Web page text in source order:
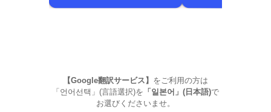
【Google翻訳サービス】 をご利用の方は
「언어선택」(言語選択)を 「일본어」(日本語)で
お選びくださいませ。